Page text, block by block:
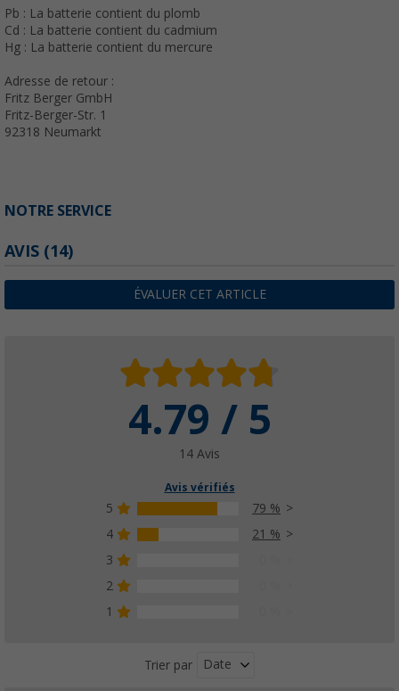
Pb : La batterie contient du plomb
Cd : La batterie contient du cadmium
Hg : La batterie contient du mercure
Adresse de retour :
Fritz Berger GmbH
Fritz-Berger-Str. 1
92318 Neumarkt
NOTRE SERVICE
AVIS (14)
ÉVALUER CET ARTICLE
4.79 / 5
14 Avis
Avis vérifiés
5
79 %
4
21 %
3
2
1
Trier par Date